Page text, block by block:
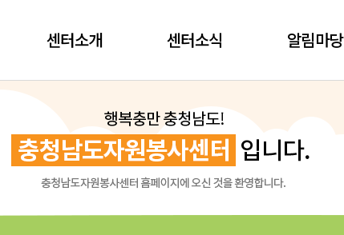
센터소개 센터소식 알림마당